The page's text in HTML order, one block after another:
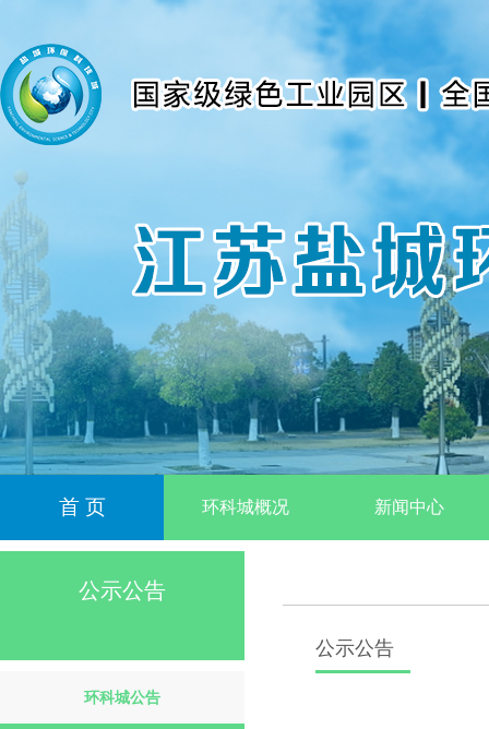
首 页 环科城概况 新闻中心
公示公告
环科城公告
公示公告